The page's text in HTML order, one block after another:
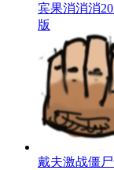
宾果消消消
版
戴夫激战僵